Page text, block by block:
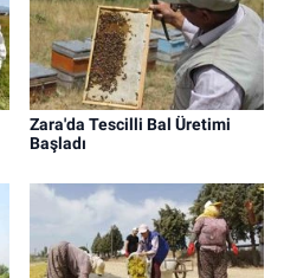
Zara'da Tescilli Bal Üretimi
Başladı